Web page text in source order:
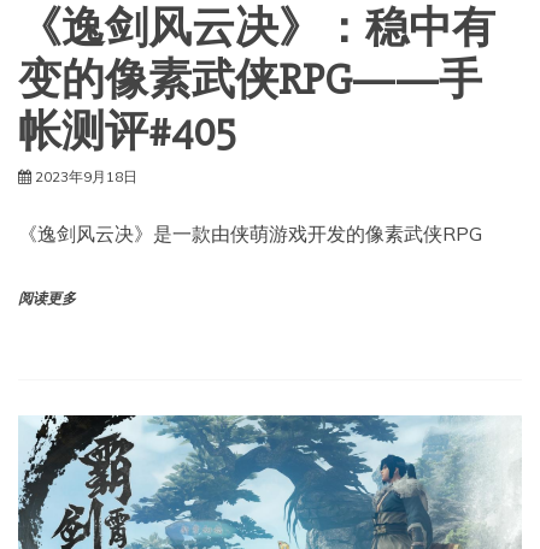
《逸剑风云决》：稳中有
变的像素武侠RPG——手
帐测评#405
2023年9月18日
《逸剑风云决》是一款由侠萌游戏开发的像素武侠RPG
阅读更多